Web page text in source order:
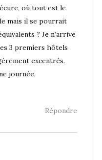
où tout est le
mais il se pourrait
? Je n’arrive
3 premiers hôtels
excentrés.
journée,
Répondre